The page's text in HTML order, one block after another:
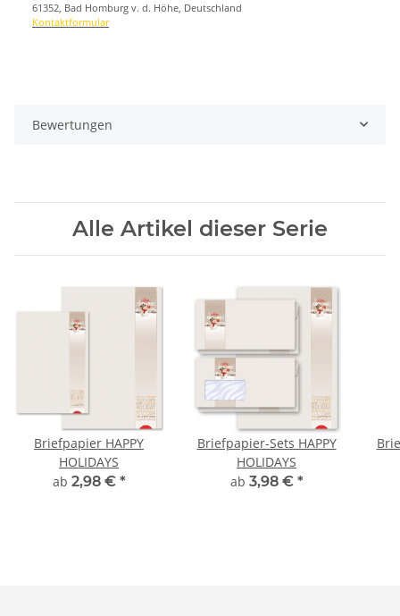
61352, Bad Homburg v. d. Höhe, Deutschland
Kontaktformular
Bewertungen
Alle Artikel dieser Serie
Briefpapier HAPPY
HOLIDAYS
ab 2,98 € *
Briefpapier-Sets HAPPY
HOLIDAYS
ab 3,98 € *